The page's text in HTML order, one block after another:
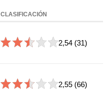
CLASIFICACIÓN
2,54 (31)
2,55 (66)